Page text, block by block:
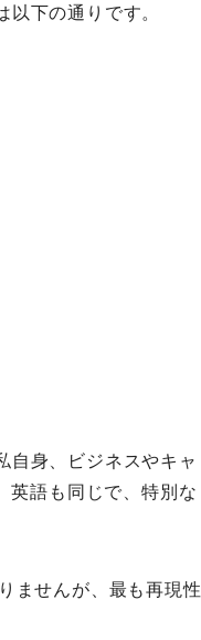
以下の通りです。
自身、ビジネスやキャ
英語も同じで、特別な
ませんが、 最も再現性